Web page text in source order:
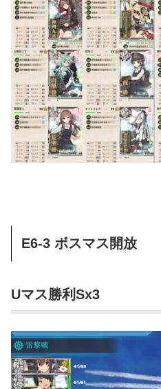
E6-3 ボスマス開放
Uマス勝利Sx3